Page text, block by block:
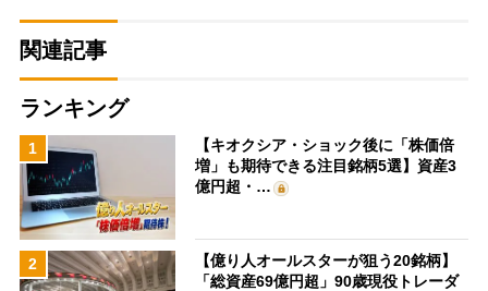
関連記事
ランキング
1
【キオクシア・ショック後に「株価倍
増」も期待できる注目銘柄5選】資産3
億円超・…
2
【億り人オールスターが狙う20銘柄】
「総資産69億円超」90歳現役トレーダ